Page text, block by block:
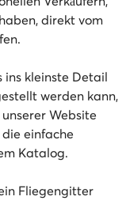
direkt vom
ins kleinste Detail
werden kann,
Website
einfache
Katalog.
Fliegengitter